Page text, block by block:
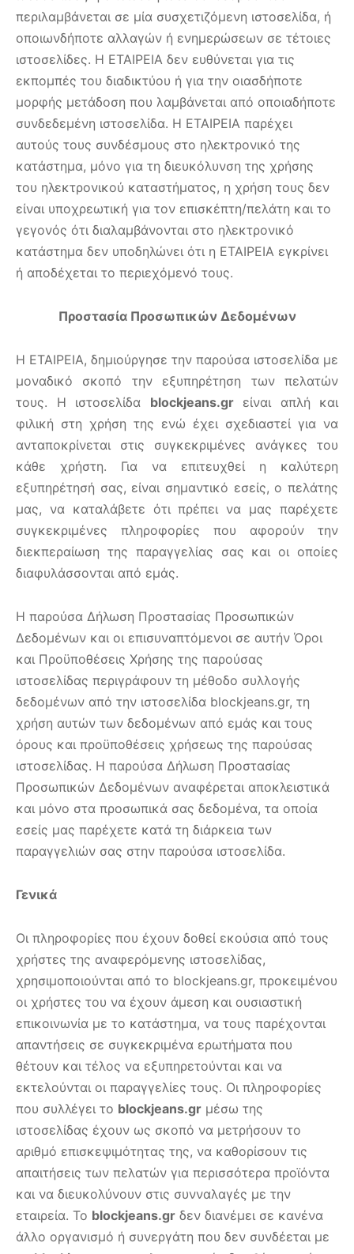
περιλαμβάνεται σε μία συσχετιζόμενη ιστοσελίδα, ή
οποιωνδήποτε αλλαγών ή ενημερώσεων σε τέτοιες
ιστοσελίδες. Η EΤΑΙΡΕΙΑ δεν ευθύνεται για τις
εκπομπές του διαδικτύου ή για την οιασδήποτε
μορφής μετάδοση που λαμβάνεται από οποιαδήποτε
συνδεδεμένη ιστοσελίδα. Η ΕΤΑΙΡΕΙΑ παρέχει
αυτούς τους συνδέσμους στο ηλεκτρονικό της
κατάστημα, μόνο για τη διευκόλυνση της χρήσης
του ηλεκτρονικού καταστήματος, η χρήση τους δεν
είναι υποχρεωτική για τον επισκέπτη/πελάτη και το
γεγονός ότι διαλαμβάνονται στο ηλεκτρονικό
κατάστημα δεν υποδηλώνει ότι η ΕΤΑΙΡΕΙΑ εγκρίνει
ή αποδέχεται το περιεχόμενό τους.
Προστασία Προσωπικών Δεδομένων
H ΕΤΑΙΡΕΙΑ, δημιούργησε την παρούσα ιστοσελίδα με
μοναδικό σκοπό την εξυπηρέτηση των πελατών
τους. Η ιστοσελίδα blockjeans.grείναι απλή και
φιλική στη χρήση της ενώ έχει σχεδιαστεί για να
ανταποκρίνεται στις συγκεκριμένες ανάγκες του
κάθε χρήστη. Για να επιτευχθεί η καλύτερη
εξυπηρέτησή σας, είναι σημαντικό εσείς, ο πελάτης
μας, να καταλάβετε ότι πρέπει να μας παρέχετε
συγκεκριμένες πληροφορίες που αφορούν την
διεκπεραίωση της παραγγελίας σας και οι οποίες
διαφυλάσσονται από εμάς.
Η παρούσα Δήλωση Προστασίας Προσωπικών
Δεδομένων και οι επισυναπτόμενοι σε αυτήν Όροι
και Προϋποθέσεις Χρήσης της παρούσας
ιστοσελίδας περιγράφουν τη μέθοδο συλλογής
δεδομένων από την ιστοσελίδα blockjeans.gr, τη
χρήση αυτών των δεδομένων από εμάς και τους
όρους και προϋποθέσεις χρήσεως της παρούσας
ιστοσελίδας. Η παρούσα Δήλωση Προστασίας
Προσωπικών Δεδομένων αναφέρεται αποκλειστικά
και μόνο στα προσωπικά σας δεδομένα, τα οποία
εσείς μας παρέχετε κατά τη διάρκεια των
παραγγελιών σας στην παρούσα ιστοσελίδα.
Γενικά
Οι πληροφορίες που έχουν δοθεί εκούσια από τους
χρήστες της αναφερόμενης ιστοσελίδας,
χρησιμοποιούνται από το blockjeans.gr, προκειμένου
οι χρήστες του να έχουν άμεση και ουσιαστική
επικοινωνία με το κατάστημα, να τους παρέχονται
απαντήσεις σε συγκεκριμένα ερωτήματα που
θέτουν και τέλος να εξυπηρετούνται και να
εκτελούνται οι παραγγελίες τους. Οι πληροφορίες
που συλλέγει το blockjeans.gr μέσω της
ιστοσελίδας έχουν ως σκοπό να μετρήσουν το
αριθμό επισκεψιμότητας της, να καθορίσουν τις
απαιτήσεις των πελατών για περισσότερα προϊόντα
και να διευκολύνουν στις συνναλαγές με την
εταιρεία. Το blockjeans.gr δεν διανέμει σε κανένα
άλλο οργανισμό ή συνεργάτη που δεν συνδέεται με